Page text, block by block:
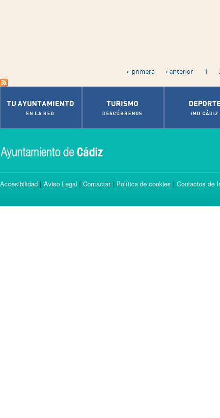
« primera ‹ anterior 1
TU AYUNTAMIENTO
EN LA RED
TURISMO
DESCÚBRENOS IMD CÁDIZ
Accesibilidad | Aviso Legal | Contactar| Política de cookies | Contactos de